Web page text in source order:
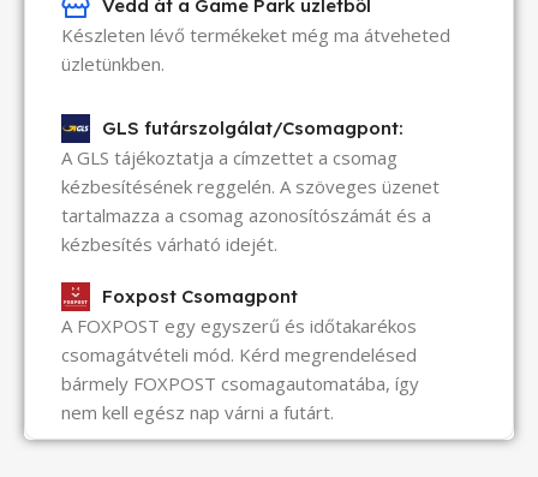
Vedd át a Game Park üzletből
Készleten lévő termékeket még ma átveheted
üzletünkben.
GLS futárszolgálat/Csomagpont:
A GLS tájékoztatja a címzettet a csomag
kézbesítésének reggelén. A szöveges üzenet
tartalmazza a csomag azonosítószámát és a
kézbesítés várható idejét.
Foxpost Csomagpont
A FOXPOST egy egyszerű és időtakarékos
csomagátvételi mód. Kérd megrendelésed
bármely FOXPOST csomagautomatába, így
nem kell egész nap várni a futárt.